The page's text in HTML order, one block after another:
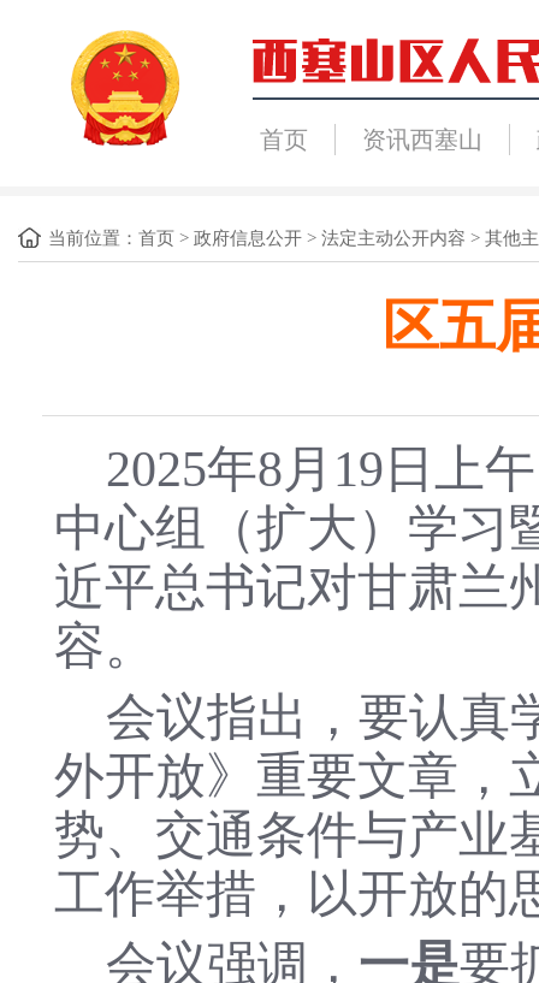
首页 资讯西塞山
当前位置： 首页 > 政府信息公开 > 法定主动公开内容 > 其他
区五
2025年8月19日上
中心组（扩大）学习
近平总书记对甘肃兰
容。
会议指出，要认真
外开放》重要文章，
势、交通条件与产业
工作举措，以开放的
会议强调， 一是要